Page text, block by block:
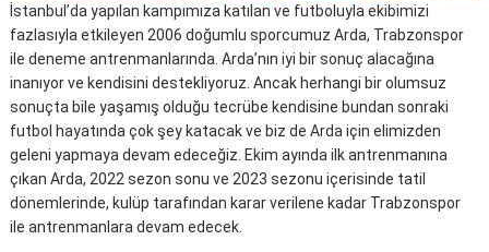
İstanbul’da yapılan kampımıza katılan ve futboluyla ekibimizi
fazlasıyla etkileyen 2006 doğumlu sporcumuz Arda, Trabzonspor
ile deneme antrenmanlarında. Arda’nın iyi bir sonuç alacağına
inanıyor ve kendisini destekliyoruz. Ancak herhangi bir olumsuz
sonuçta bile yaşamış olduğu tecrübe kendisine bundan sonraki
futbol hayatında çok şey katacak ve biz de Arda için elimizden
geleni yapmaya devam edeceğiz. Ekim ayında ilk antrenmanına
çıkan Arda, 2022 sezon sonu ve 2023 sezonu içerisinde tatil
dönemlerinde, kulüp tarafından karar verilene kadar Trabzonspor
ile antrenmanlara devam edecek.